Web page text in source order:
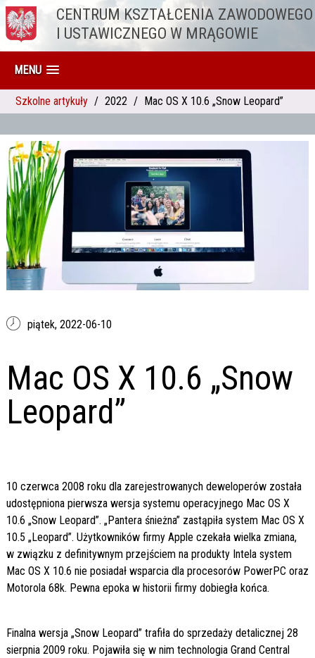
Przejdź do treściCENTRUM KSZTAŁCENIA ZAWODOWEGO
I USTAWICZNEGO W MRĄGOWIE
MENU
Szkolne artykuły 2022 Mac OS X 10.6 „Snow Leopard”
piątek, 2022-06-10
Mac OS X 10.6 „Snow
Leopard”
10 czerwca 2008 roku dla zarejestrowanych deweloperów została
udostępniona pierwsza wersja systemu operacyjnego Mac OS X
10.6 „Snow Leopard”. „Pantera śnieżna” zastąpiła system Mac OS X
10.5 „Leopard”. Użytkowników firmy Apple czekała wielka zmiana,
w związku z definitywnym przejściem na produkty Intela system
Mac OS X 10.6 nie posiadał wsparcia dla procesorów PowerPC oraz
Motorola 68k. Pewna epoka w historii firmy dobiegła końca.
Finalna wersja „Snow Leopard” trafiła do sprzedaży detalicznej 28
sierpnia 2009 roku. Pojawiła się w nim technologia Grand Central